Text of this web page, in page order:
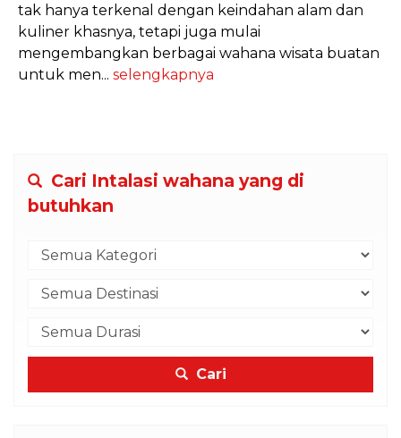
tak hanya terkenal dengan keindahan alam dan
kuliner khasnya, tetapi juga mulai
mengembangkan berbagai wahana wisata buatan
untuk men... selengkapnya
Cari Intalasi wahana yang di
butuhkan
Cari